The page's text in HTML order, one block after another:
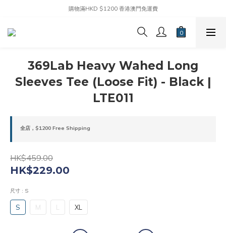
購物滿HKD $1200 香港澳門免運費
369Lab Heavy Wahed Long
Sleeves Tee (Loose Fit) - Black |
LTE011
全店，$1200 Free Shipping
HK$459.00
HK$229.00
尺寸 : S
S M L XL